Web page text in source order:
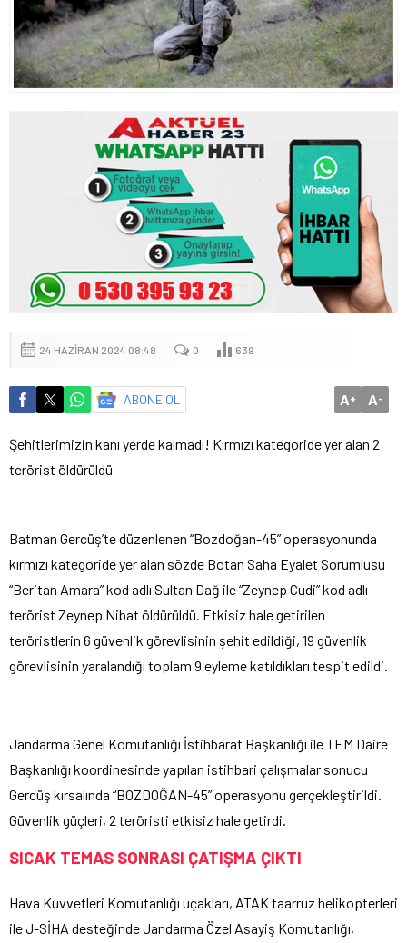
24 HAZIRAN 2024 08:48 0 639
ABONE OL A+ A-
Şehitlerimizin kanı yerde kalmadı! Kırmızı kategoride yer alan 2
terörist öldürüldü
Batman Gercüş’te düzenlenen “Bozdoğan-45” operasyonunda
kırmızı kategoride yer alan sözde Botan Saha Eyalet Sorumlusu
“Beritan Amara” kod adlı Sultan Dağ ile “Zeynep Cudi” kod adlı
terörist Zeynep Nibat öldürüldü. Etkisiz hale getirilen
teröristlerin 6 güvenlik görevlisinin şehit edildiği, 19 güvenlik
görevlisinin yaralandığı toplam 9 eyleme katıldıkları tespit edildi.
Jandarma Genel Komutanlığı İstihbarat Başkanlığı ile TEM Daire
Başkanlığı koordinesinde yapılan istihbari çalışmalar sonucu
Gercüş kırsalında “BOZDOĞAN-45” operasyonu gerçekleştirildi.
Güvenlik güçleri, 2 teröristi etkisiz hale getirdi.
SICAK TEMAS SONRASI ÇATIŞMA ÇIKTI
Hava Kuvvetleri Komutanlığı uçakları, ATAK taarruz helikopterleri
ile J-SİHA desteğinde Jandarma Özel Asayiş Komutanlığı,